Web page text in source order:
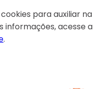
para auxiliar na
informações, acesse a
.